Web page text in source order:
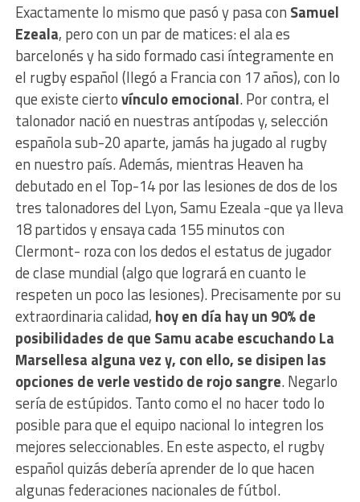
Exactamente lo mismo que pasó y pasa con Samuel
Ezeala, pero con un par de matices: el ala es
barcelonés y ha sido formado casi íntegramente en
el rugby español (llegó a Francia con 17 años), con lo
que existe ciertovínculo emocional. Por contra, el
talonador nació en nuestras antípodas y, selección
española sub-20 aparte, jamás ha jugado al rugby
en nuestro país. Además, mientras Heaven ha
debutado en el Top-14 por las lesiones de dos de los
tres talonadores del Lyon, Samu Ezeala -que ya lleva
18 partidos y ensaya cada 155 minutos con
Clermont- roza con los dedos el estatus de jugador
de clase mundial (algo que logrará en cuanto le
respeten un poco las lesiones). Precisamente por su
extraordinaria calidad, hoy en día hay un 90% de
posibilidades de que Samu acabe escuchando La
Marsellesa alguna vez y, con ello, se disipen las
opciones de verle vestido de rojo sangre. Negarlo
sería de estúpidos. Tanto como el no hacer todo lo
posible para que el equipo nacional lo integren los
mejores seleccionables. En este aspecto, el rugby
español quizás debería aprender de lo que hacen
algunas federaciones nacionales de fútbol.